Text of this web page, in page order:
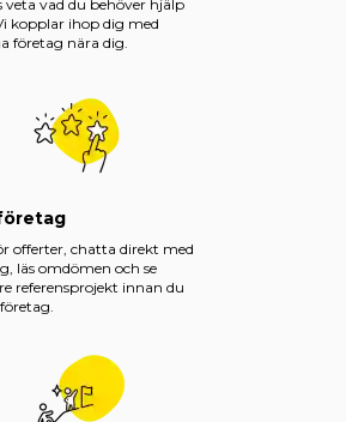
veta vad du behöver hjälp
kopplar ihop dig med
företag nära dig.
offerter, chatta direkt med
läs omdömen och se
referensprojekt innan du